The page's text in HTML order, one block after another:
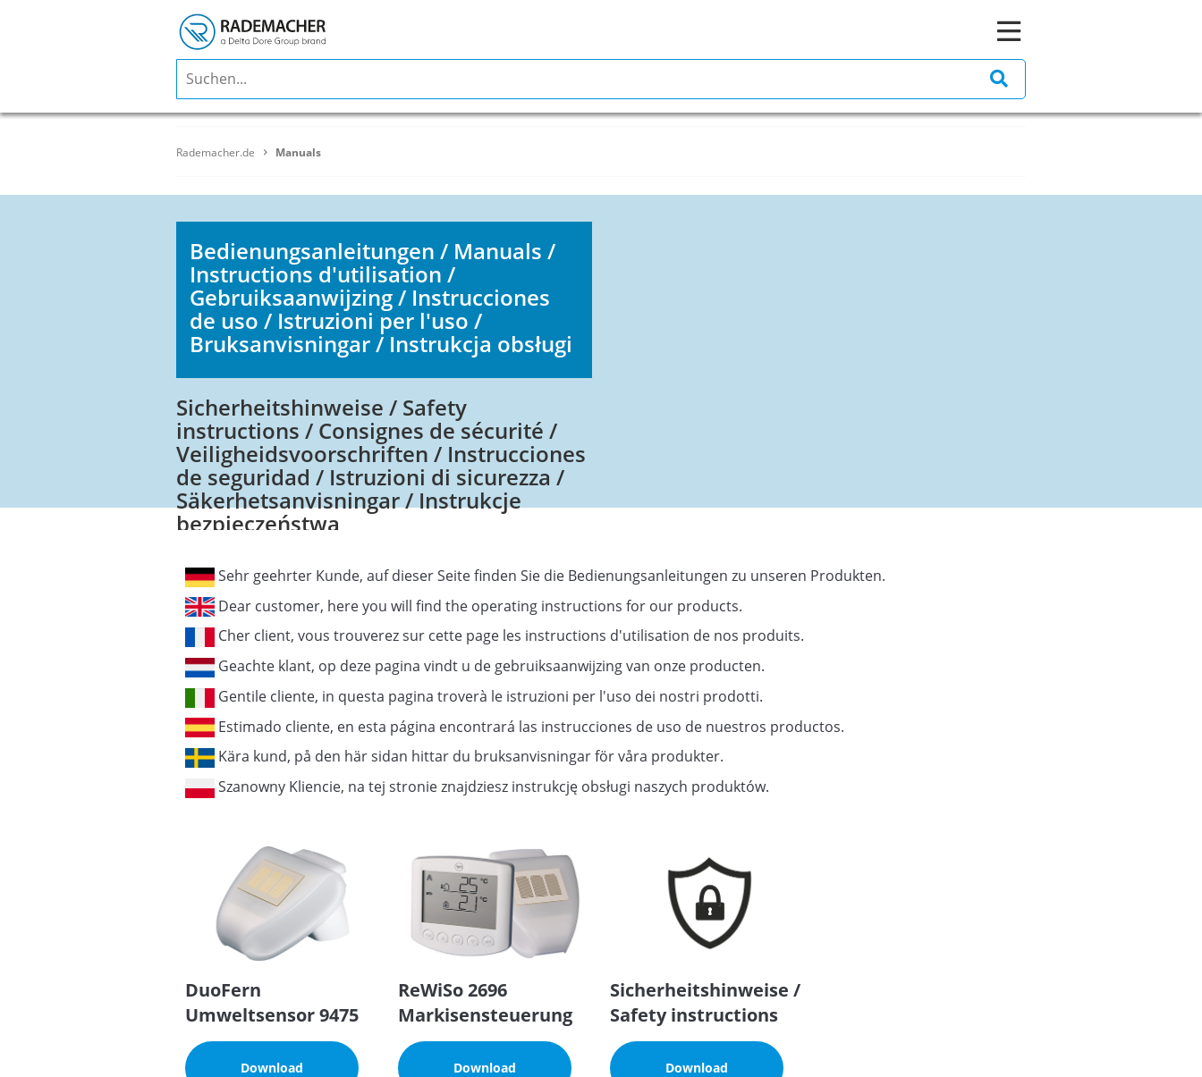
Rademacher.de Manuals
Bedienungsanleitungen / Manuals /
Instructions d'utilisation /
Gebruiksaanwijzing / Instrucciones
de uso / Istruzioni per l'uso /
Bruksanvisningar / Instrukcja obsługi
Sicherheitshinweise / Safety
instructions / Consignes de sécurité /
Veiligheidsvoorschriften / Instrucciones
de seguridad / Istruzioni di sicurezza /
Säkerhetsanvisningar / Instrukcje
bezpieczeństwa
Sehr geehrter Kunde, auf dieser Seite finden Sie die Bedienungsanleitungen zu unseren Produkten.
Dear customer, here you will find the operating instructions for our products.
Cher client, vous trouverez sur cette page les instructions d'utilisation de nos produits.
Geachte klant, op deze pagina vindt u de gebruiksaanwijzing van onze producten.
Gentile cliente, in questa pagina troverà le istruzioni per l'uso dei nostri prodotti.
Estimado cliente, en esta página encontrará las instrucciones de uso de nuestros productos.
Kära kund, på den här sidan hittar du bruksanvisningar för våra produkter.
Szanowny Kliencie, na tej stronie znajdziesz instrukcję obsługi naszych produktów.
DuoFern
Umweltsensor 9475
Download
ReWiSo 2696
Markisensteuerung
Download
Sicherheitshinweise /
Safety instructions
Download